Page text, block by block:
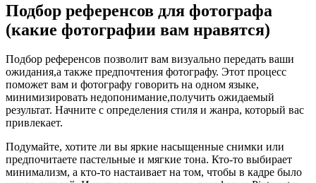
Подбор референсов для фотографа
(какие фотографии вам нравятся)
Подбор референсов позволит вам визуально передать ваши
ожидания,а также предпочтения фотографу. Этот процесс
поможет вам и фотографу говорить на одном языке,
минимизировать недопонимание,получить ожидаемый
результат. Начните с определения стиля и жанра, который вас
привлекает.
Подумайте, хотите ли вы яркие насыщенные снимки или
предпочитаете пастельные и мягкие тона. Кто-то выбирает
минимализм, а кто-то настаивает на том, чтобы в кадре было